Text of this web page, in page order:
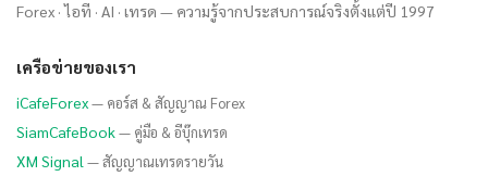
Forex · ไอที · AI · เทรด — ความรู้จากประสบการณ์จริงตั้งแต่ปี 1997
เครือข่ายของเรา
iCafeForex— คอร์ส & สัญญาณ Forex
SiamCafeBook— คู่มือ & อีบุ๊กเทรด
XM Signal — สัญญาณเทรดรายวัน